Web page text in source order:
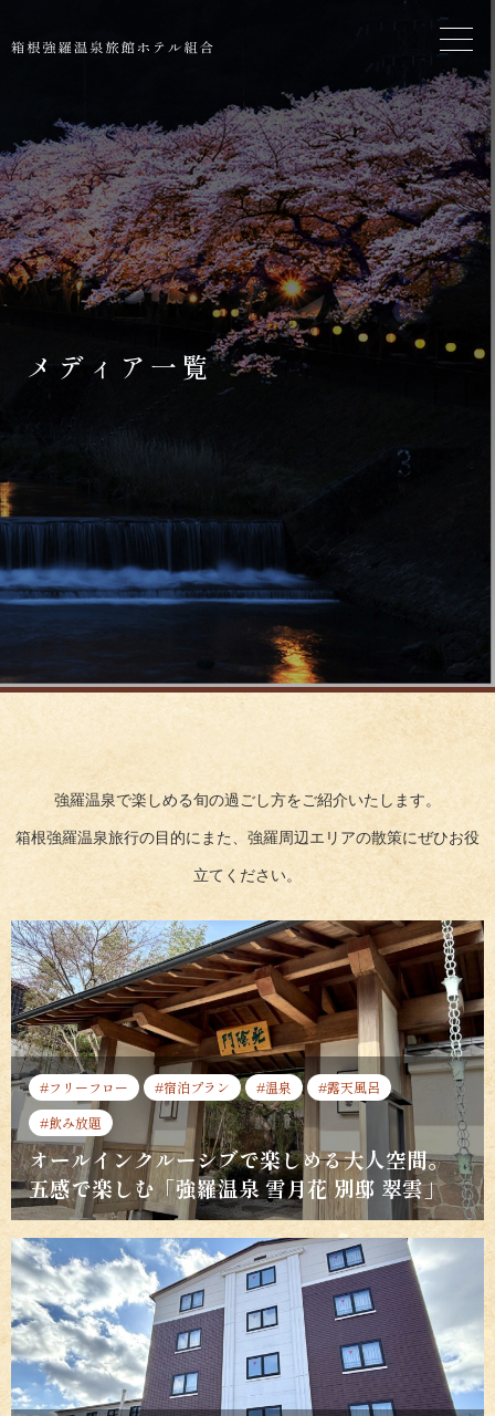
メディア一覧
強羅温泉で楽しめる旬の過ごし方をご紹介いたします。
箱根強羅温泉旅行の目的にまた、強羅周辺エリアの散策にぜひお役
立てください。
#フリーフロー #宿泊プラン #温泉
#露天風呂
#飲み放題
オールインクルーシブで楽しめる大人空間。
五感で楽しむ「強羅温泉 雪月花 別邸 翠雲」